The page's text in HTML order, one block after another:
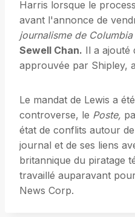
Harris lorsque le
avant l'annonce de
journalisme de Columbia
Sewell Chan. Il a ajouté
approuvée par Shipley,
Le mandat de Lewis a
controverse, le Poste,
état de conflits autour
journal et de ses liens
britannique du piratage
travaillé auparavant
News Corp.